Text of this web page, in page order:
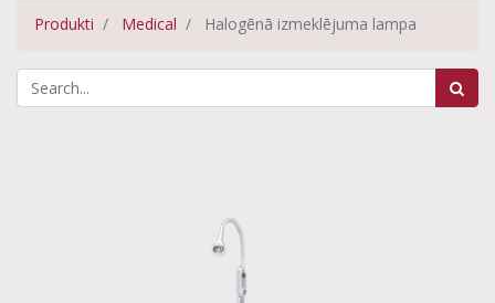
Produkti Medical Halogēnā izmeklējuma lampa